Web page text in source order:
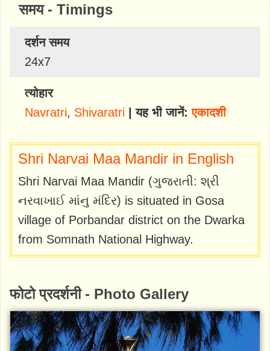
समय - Timings
दर्शन समय
24x7
त्योहार
Navratri, Shivaratri | यह भी जानें:एकादशी
Shri Narvai Maa Mandir in English
Shri Narvai Maa Mandir (ગુજરાતી: શ્રી
નરવાખાઈ માંનુ મંદિર) is situated in Gosa
village of Porbandar district on the Dwarka
from Somnath National Highway.
फोटो प्रदर्शनी - Photo Gallery